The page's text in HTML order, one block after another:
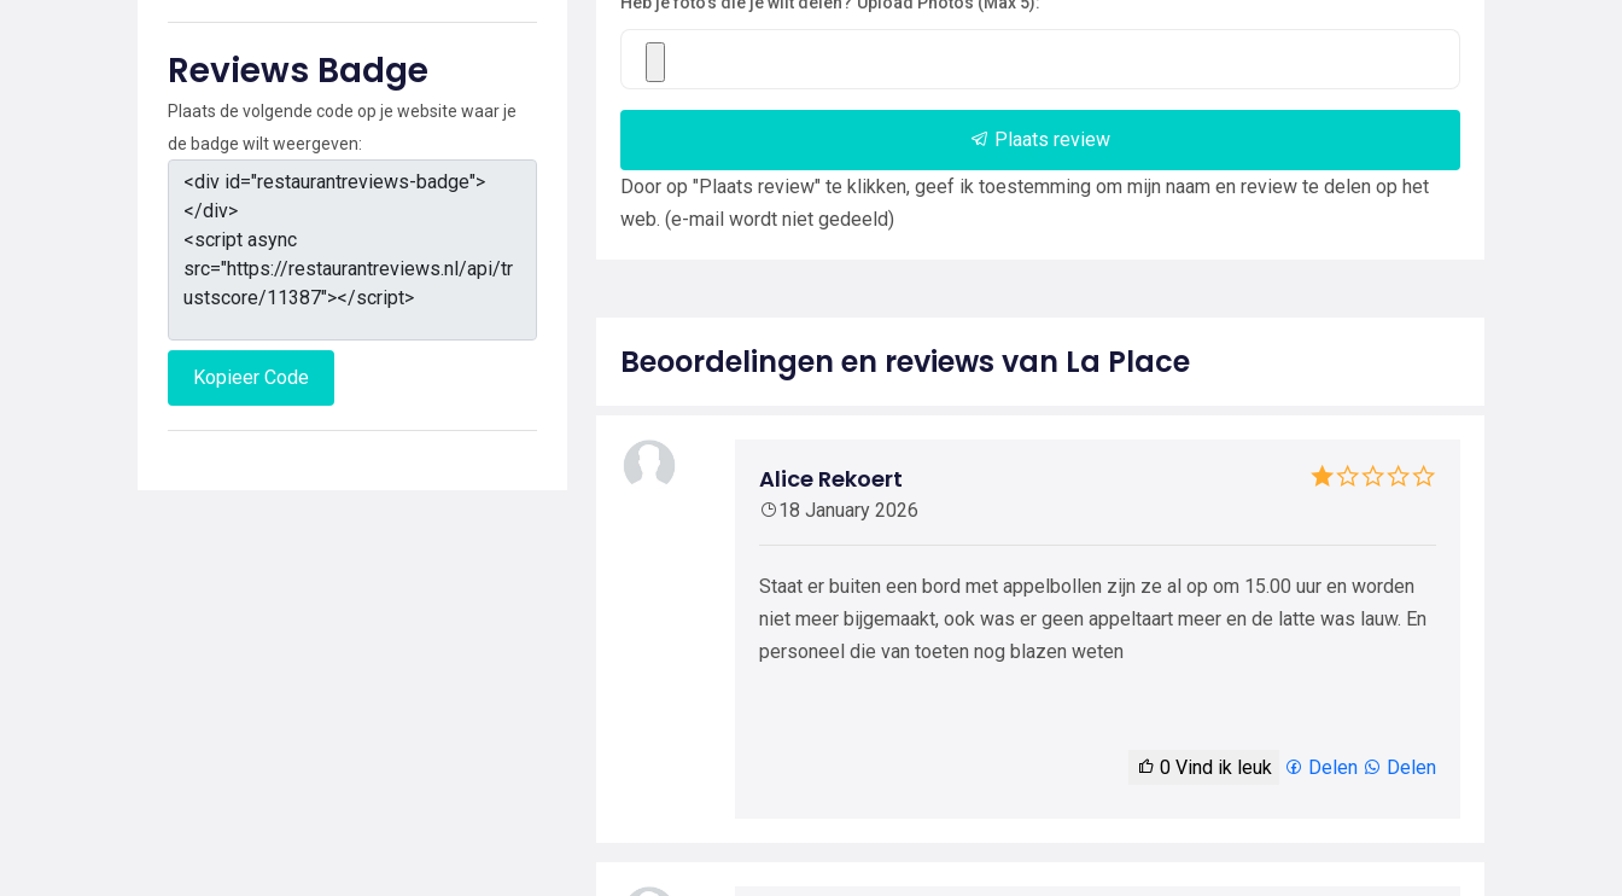
Reviews Badge
Plaats de volgende code op je website waar je
de badge wilt weergeven:
Kopieer Code
Plaats review
Door op "Plaats review" te klikken, geef ik toestemming om mijn naam en review te delen op het
web. (e-mail wordt niet gedeeld)
Beoordelingen en reviews van La Place
Alice Rekoert
18 January 2026
Staat er buiten een bord met appelbollen zijn ze al op om 15.00 uur en worden
niet meer bijgemaakt, ook was er geen appeltaart meer en de latte was lauw. En
personeel die van toeten nog blazen weten
0 Vind ik leuk Delen Delen